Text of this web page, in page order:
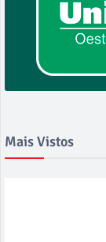
Mais Vistos